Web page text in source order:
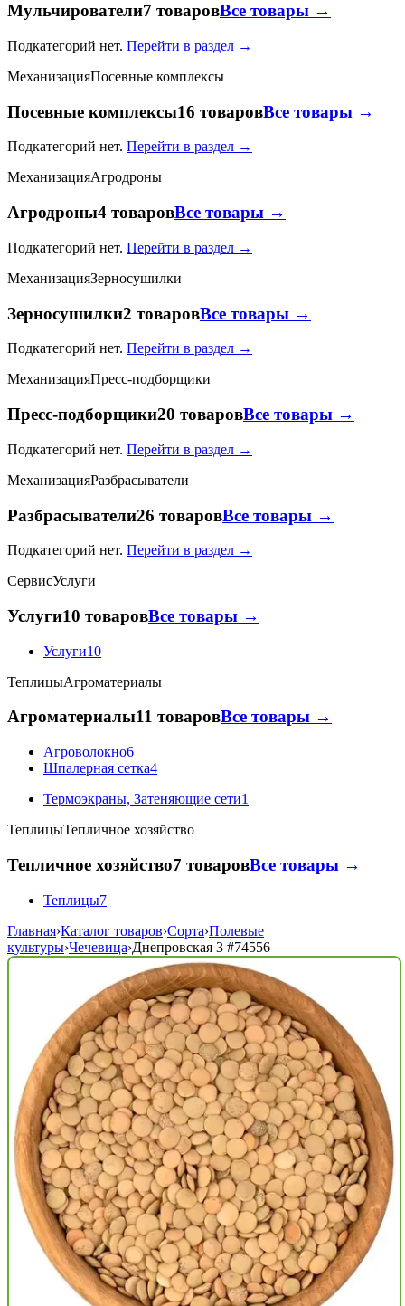
Мульчирователи7 товаровВсе товары →
Подкатегорий нет. Перейти в раздел →
МеханизацияПосевные комплексы
Посевные комплексы16 товаровВсе товары →
Подкатегорий нет. Перейти в раздел →
МеханизацияАгродроны
Агродроны4 товаровВсе товары →
Подкатегорий нет. Перейти в раздел →
МеханизацияЗерносушилки
Зерносушилки2 товаровВсе товары →
Подкатегорий нет. Перейти в раздел →
МеханизацияПресс-подборщики
Пресс-подборщики20 товаровВсе товары →
Подкатегорий нет. Перейти в раздел →
МеханизацияРазбрасыватели
Разбрасыватели26 товаровВсе товары →
Подкатегорий нет. Перейти в раздел →
СервисУслуги
Услуги10 товаровВсе товары →
Услуги10
ТеплицыАгроматериалы
Агроматериалы11 товаровВсе товары →
Агроволокно6
Шпалерная сетка4
Термоэкраны, Затеняющие сети1
ТеплицыТепличное хозяйство
Тепличное хозяйство7 товаровВсе товары →
Теплицы7
Главная›Каталог товаров›Сорта›Полевые
культуры›Чечевица›Днепровская 3 #74556